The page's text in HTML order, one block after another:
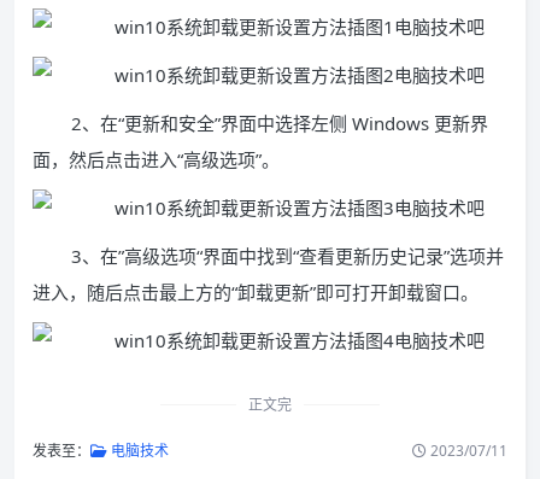
2、在“更新和安全”界面中选择左侧 Windows 更新界
面，然后点击进入“高级选项”。
3、在”高级选项“界面中找到“查看更新历史记录”选项并
进入，随后点击最上方的“卸载更新”即可打开卸载窗口。
正文完
发表至： 电脑技术 2023/07/11